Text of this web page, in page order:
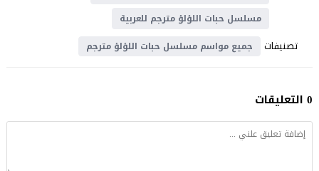
مسلسل حبات اللؤلؤ مترجم للعربية
تصنيفات جميع مواسم مسلسل حبات اللؤلؤ مترجم
0 التعليقات